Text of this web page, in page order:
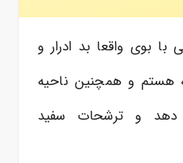
بوی واقعا بد ادرار و
هستم و همچنین ناحیه
دهد و ترشحات سفید